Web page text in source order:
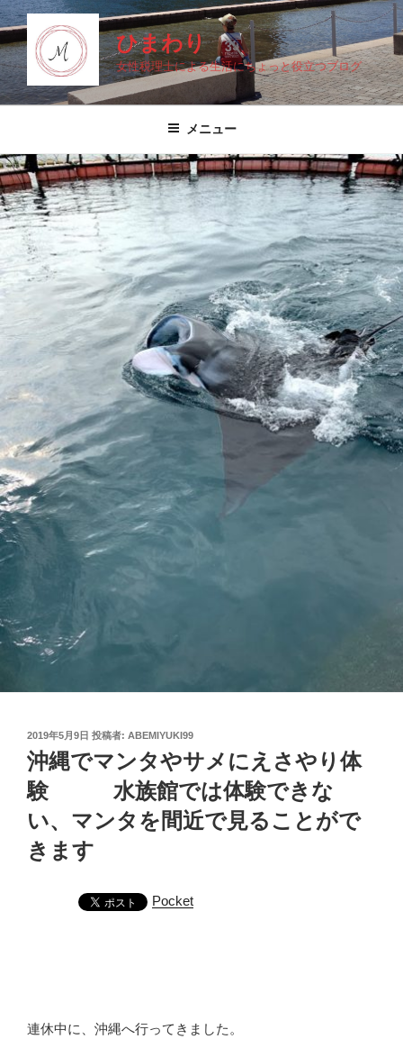
コ
ン
テ
ン
ツ
キ
ッ
プ
ひまわり
女性税理士による生活にちょっと役立つブログ
メニュー
投
稿
日:
2019年5月9日 投稿者: ABEMIYUKI99
沖縄でマンタやサメにえさやり体
験 水族館では体験できな
い、マンタを間近で見ることがで
きます
Pocket
連休中に、沖縄へ行ってきました。